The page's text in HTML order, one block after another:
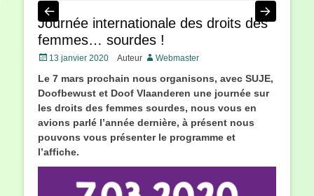
Journée internationale des droits des
femmes… sourdes !
Posté13 janvier 2020 Auteur Webmaster
Le 7 mars prochain nous organisons, avec SUJE,
Doofbewust et Doof Vlaanderen une journée sur
les droits des femmes sourdes, nous vous en
avions parlé l’année dernière, à présent nous
pouvons vous présenter le programme et
l’affiche.